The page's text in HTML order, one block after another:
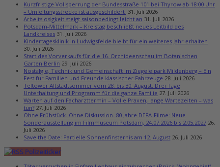
Kurzfristige Vollsperrung der Bundesstraße 101 bei Thyrow ab 18:00 Uhr
– Umleitungsstrecke ist ausgeschildert 31. Juli 2026
Arbeitslosigkeit steigt saisonbedingt leicht an 31. Juli 2026
Potsdam-Mittelmark – Kreistag beschließt neues Leitbild des
Landkreises 31. Juli 2026
Kindertagesklinik in Ludwigsfelde bleibt für ein weiteres Jahr erhalten
30. Juli 2026
Start des Vorverkaufs für die 16. Orchideenschau im Botanischen
Garten Berlin 29. Juli 2026
Nostalgie, Technik und Gemeinschaft im Ziegeleipark Mildenberg – Ein
Fest für Familien und Freunde klassischer Fahrzeuge 28. Juli 2026
Teltower Altstadtsommer vom 28. bis 30. August: Drei Tage
Unterhaltung und Programm für die ganze Familie 27. Juli 2026
Warten auf den Facharzttermin – Volle Praxen, lange Wartezeiten – was
tun? 27. Juli 2026
Ohne Frühstück. Ohne Diskussion. 80 Jahre DEFA-Filme: Neue
Sonderausstellung im Filmmuseum Potsdam, 24.07.2026 bis 2.05.2027 26.
Juli 2026
Save the Date: Partielle Sonnenfinsternis am 12. August 26. Juli 2026
Polizeiticker